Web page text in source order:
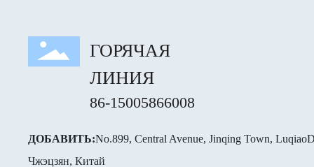
ГОРЯЧАЯ
ЛИНИЯ
86-15005866008
ДОБАВИТЬ:No.899, Central Avenue, Jinqing Town,
Чжэцзян, Китай